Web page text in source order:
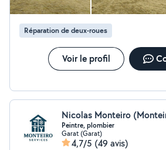
Réparation de deux-roues
Voir le profil
Nicolas Monteiro
Peintre, plombier
Garat (Garat)
4,7/5 (49 avis)